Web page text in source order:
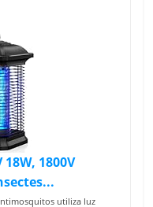
1800V
utiliza luz